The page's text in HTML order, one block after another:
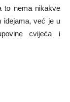
to nema nikakve
idejama, već je u
cvijeća i